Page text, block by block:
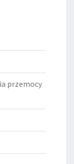
przemocy